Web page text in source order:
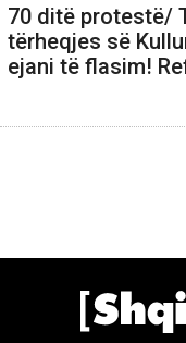
70 ditë protestë/
tërheqjes së
ejani të flasim!